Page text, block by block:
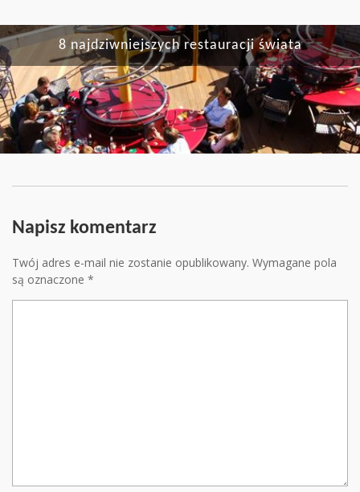
8 najdziwniejszych restauracji świata
Napisz komentarz
Twój adres e-mail nie zostanie opublikowany. Wymagane pola
są oznaczone *